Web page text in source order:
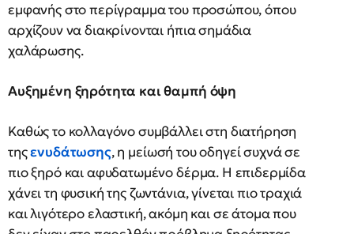
εμφανής στο περίγραμμα του προσώπου, όπου
αρχίζουν να διακρίνονται ήπια σημάδια
χαλάρωσης.
Αυξημένη ξηρότητα και θαμπή όψη
Καθώς το κολλαγόνο συμβάλλει στη διατήρηση
τηςενυδάτωσης, η μείωσή του οδηγεί συχνά σε
πιο ξηρό και αφυδατωμένο δέρμα. Η επιδερμίδα
χάνει τη φυσική της ζωντάνια, γίνεται πιο τραχιά
και λιγότερο ελαστική, ακόμη και σε άτομα που